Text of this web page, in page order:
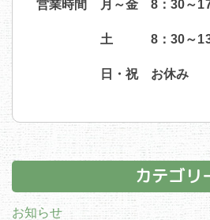
営業時間 月～金 8：30～
土 8：30～13
日・祝 お休み
カテゴリ
お知らせ